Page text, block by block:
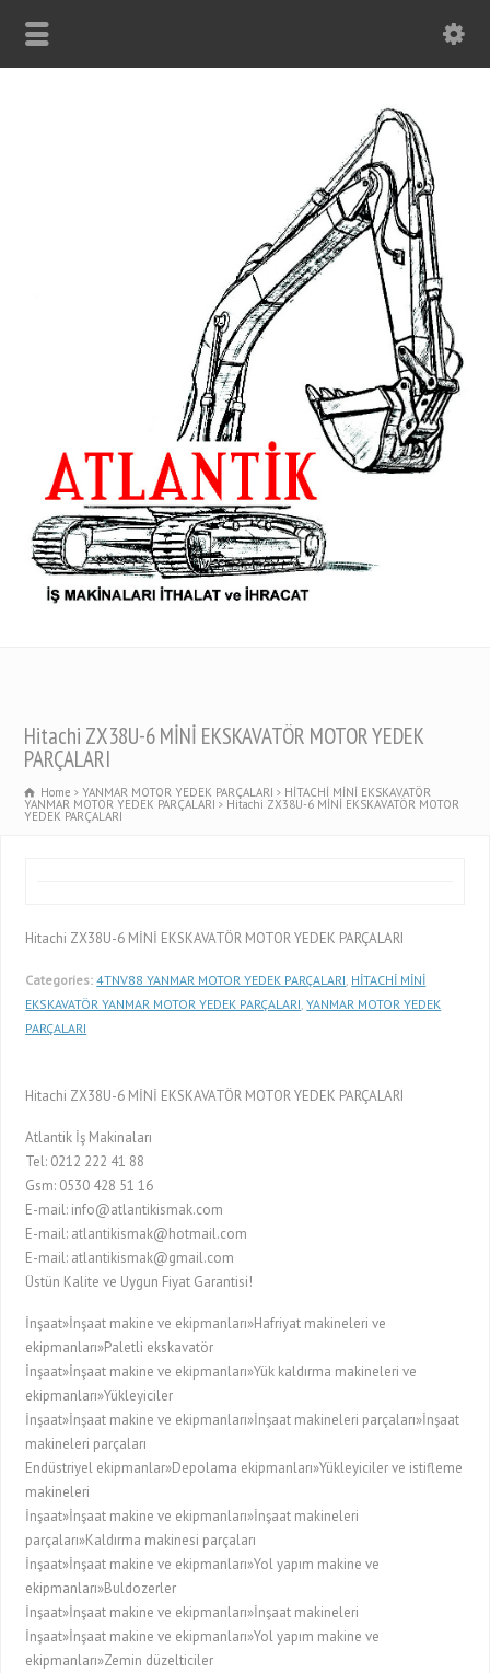
Hitachi ZX38U-6 MİNİ EKSKAVATÖR MOTOR YEDEK
PARÇALARI
Home YANMAR MOTOR YEDEK PARÇALARI HİTACHİ MİNİ EKSKAVATÖR
YANMAR MOTOR YEDEK PARÇALARI Hitachi ZX38U-6 MİNİ EKSKAVATÖR MOTOR
YEDEK PARÇALARI
Hitachi ZX38U-6 MİNİ EKSKAVATÖR MOTOR YEDEK PARÇALARI
Categories: 4TNV88 YANMAR MOTOR YEDEK PARÇALARI HİTACHİ MİNİ
EKSKAVATÖR YANMAR MOTOR YEDEK PARÇALARI ,YANMAR MOTOR YEDEK
PARÇALARI
Hitachi ZX38U-6 MİNİ EKSKAVATÖR MOTOR YEDEK PARÇALARI
Atlantik İş Makinaları
Tel: 0212 222 41 88
Gsm: 0530 428 51 16
E-mail: info@atlantikismak.com
E-mail: atlantikismak@hotmail.com
E-mail: atlantikismak@gmail.com
Üstün Kalite ve Uygun Fiyat Garantisi!
İnşaat»İnşaat makine ve ekipmanları»Hafriyat makineleri ve
ekipmanları»Paletli ekskavatör
İnşaat»İnşaat makine ve ekipmanları»Yük kaldırma makineleri ve
ekipmanları»Yükleyiciler
İnşaat»İnşaat makine ve ekipmanları»İnşaat makineleri parçaları»İnşaat
makineleri parçaları
Endüstriyel ekipmanlar»Depolama ekipmanları»Yükleyiciler ve istifleme
makineleri
İnşaat»İnşaat makine ve ekipmanları»İnşaat makineleri
parçaları»Kaldırma makinesi parçaları
İnşaat»İnşaat makine ve ekipmanları»Yol yapım makine ve
ekipmanları»Buldozerler
İnşaat»İnşaat makine ve ekipmanları»İnşaat makineleri
İnşaat»İnşaat makine ve ekipmanları»Yol yapım makine ve
ekipmanları»Zemin düzelticiler